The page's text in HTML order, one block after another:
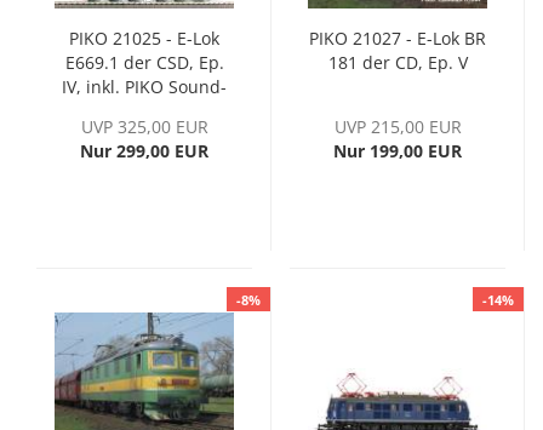
PIKO 21025 - E-Lok
E669.1 der CSD, Ep.
IV, inkl. PIKO Sound-
UVP 325,00 EUR
Nur 299,00 EUR
PIKO 21027 - E-Lok BR
181 der CD, Ep. V
UVP 215,00 EUR
Nur 199,00 EUR
-8% -14%